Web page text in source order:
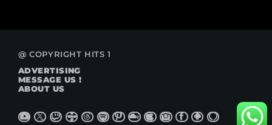
@ COPYRIGHT HITS 1
ADVERTISING
MESSAGE US !
ABOUT US